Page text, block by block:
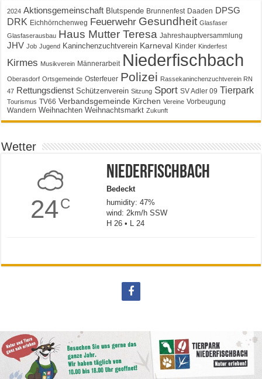
2024 Aktionsgemeinschaft Blutspende Brunnenfest Daaden DPSG
DRK Eichhörnchenweg Feuerwehr Gesundheit Glasfaser
Glasfaserausbau Haus Mutter Teresa Jahreshauptversammlung
JHV Job Jugend Kaninchenzuchtverein Karneval Kinder Kinderfest
Kirmes Musikverein Männerarbeit Niederfischbach
Oberasdorf Ortsgemeinde Osterfeuer Polizei Rassekaninchenzuchtverein RN
47 Rettungsdienst Schützenverein Sitzung Sport SV Adler 09 Tierpark
Tourismus TV66 Verbandsgemeinde Kirchen Vereine Vorbeugung
Wandern Weihnachten Weihnachtsmarkt Zukunft
Wetter
24C
Niederfischbach
Bedeckt
humidity: 47%
wind: 2km/h SSW
H 26 • L 24